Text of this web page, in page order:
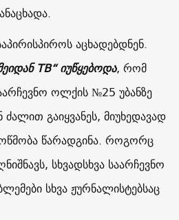
აცხადებდნენ.
ТВ“ იუწყებოდა, რომ
ოლქის №25 უბანზე
გაიყვანეს, მიუხედავად
წარადგინა. როგორც
სხვადსხვა საარჩევნო
სხვა ჟურნალისტებსაც